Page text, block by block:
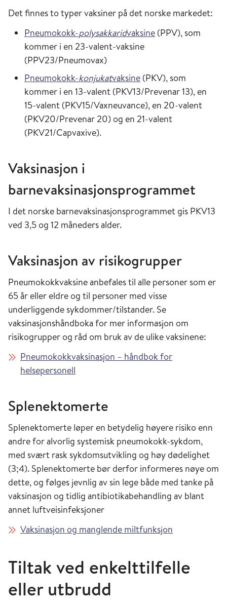
Det finnes to typer vaksiner på det norske markedet:
Pneumokokk-polysakkaridvaksine (PPV), som
kommer i en 23-valent-vaksine
(PPV23/Pneumovax)
Pneumokokk-konjukatvaksine (PKV), som
kommer i en 13-valent (PKV13/Prevenar 13), en
15-valent (PKV15/Vaxneuvance), en 20-valent
(PKV20/Prevenar 20) og en 21-valent
(PKV21/Capvaxive).
Vaksinasjon i
barnevaksinasjonsprogrammet
I det norske barnevaksinasjonsprogrammet gis PKV13
ved 3,5 og 12 måneders alder.
Vaksinasjon av risikogrupper
Pneumokokkvaksine anbefales til alle personer som er
65 år eller eldre og til personer med visse
underliggende sykdommer/tilstander. Se
vaksinasjonshåndboka for mer informasjon om
risikogrupper og råd om bruk av de ulike vaksinene:
Pneumokokkvaksinasjon – håndbok for
helsepersonell
Splenektomerte
Splenektomerte løper en betydelig høyere risiko enn
andre for alvorlig systemisk pneumokokk-sykdom,
med svært rask sykdomsutvikling og høy dødelighet
(3;4). Splenektomerte bør derfor informeres nøye om
dette, og følges jevnlig av sin lege både med tanke på
vaksinasjon og tidlig antibiotikabehandling av blant
annet luftveisinfeksjoner
Vaksinasjon og manglende miltfunksjon
Tiltak ved enkelttilfelle
eller utbrudd